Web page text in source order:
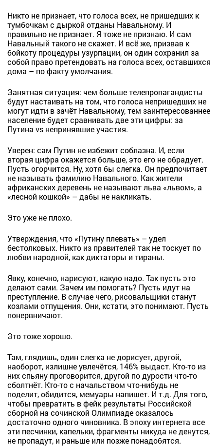
Никто не признает, что голоса всех, не пришедших к
тумбочкам с дыркой отданы Навальному. И
правильно не признает. Я тоже не признаю. И сам
Навальный такого не скажет. И всё же, призвав к
бойкоту процедуры узурпации, он один сохранил за
собой право претендовать на голоса всех, оставшихся
дома – по факту умолчания.
Занятная ситуация: чем больше телепропагандисты
будут настаивать на том, что голоса непришедших не
могут идти в зачёт Навальному, тем заинтересованнее
население будет сравнивать две эти цифры: за
Путина vs непринявшие участия.
Уверен: сам Путин не избежит соблазна. И, если
вторая цифра окажется больше, это его не обрадует.
Пусть огорчится. Ну, хотя бы слегка. Он предпочитает
не называть фамилию Навального. Как жители
африканских деревень не называют льва «львом», а
«лесной кошкой» – дабы не накликать.
Это уже не плохо.
Утверждения, что «Путину плевать» – удел
бестолковых. Никто из правителей так не тоскует по
любви народной, как диктаторы и тираны.
Явку, конечно, нарисуют, какую надо. Так пусть это
делают сами. Зачем им помогать? Пусть идут на
преступление. В случае чего, рисовальщики станут
козлами отпущения. Они, кстати, это понимают. Пусть
понервничают.
Это тоже хорошо.
Там, глядишь, один слегка не дорисует, другой,
наоборот, излишне увлечётся, 146% выдаст. Кто-то из
них спьяну проговорится, другой по дурости что-то
сболтнёт. Кто-то с начальством что-нибудь не
поделит, обидится, мемуары напишет. И т.д. Для того,
чтобы превратить в фейк результаты Российской
сборной на сочинской Олимпиаде оказалось
достаточно одного чиновника. В эпоху интернета все
эти песчинки, капельки, фрагменты никуда не денутся,
не пропадут, и раньше или позже понадобятся.